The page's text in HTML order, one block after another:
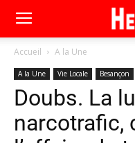
Accueil A la Une
A la Une Vie Locale Besançon
Doubs. La
narcotrafic,